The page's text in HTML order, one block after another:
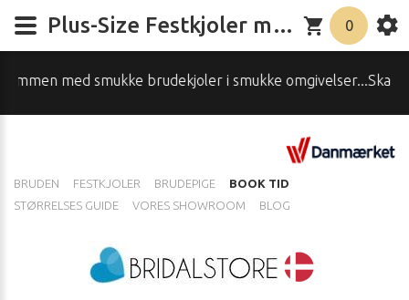
i smukke omgivelser...Skal du have hjælp, spørg os -
BRUDEN FESTKJOLER BRUDEPIGE
BOOK TID
STØRRELSES GUIDE
VORES SHOWROOM BLOG
0
Plus-Size Festkjoler med og uden Ærmer - Elegante Kjoler til Alle Anledninger